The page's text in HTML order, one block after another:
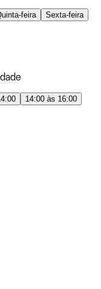
feira
Sexta-feira
14:00 às 16:00